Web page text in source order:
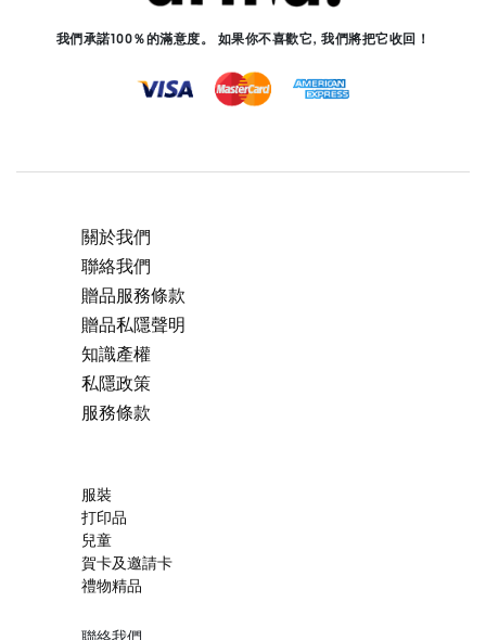
我們承諾100％的滿意度。 如果你不喜歡它, 我們將把它收回！
關於我們
聯絡我們
贈品服務條款
贈品私隱聲明
知識產權
私隱政策
服務條款
服裝
打印品
兒童
賀卡及邀請卡
禮物精品